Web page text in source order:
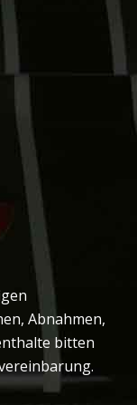
Abnahmen,
bitten